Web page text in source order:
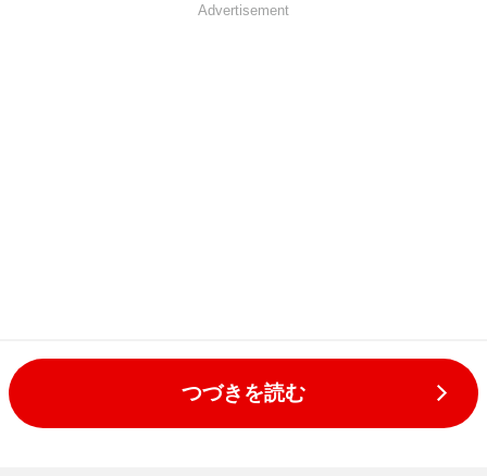
Advertisement
つづきを読む